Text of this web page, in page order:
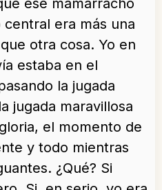
ese mamarracho
era más una
otra cosa. Yo en
estaba en el
la jugada
jugada maravillosa
el momento de
y todo mientras
¿Qué? Si